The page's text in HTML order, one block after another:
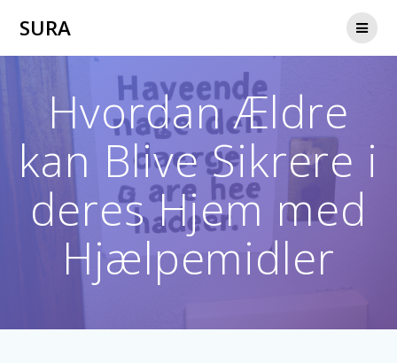
SURA
Hvordan Ældre
kan Blive Sikrere i
deres Hjem med
Hjælpemidler